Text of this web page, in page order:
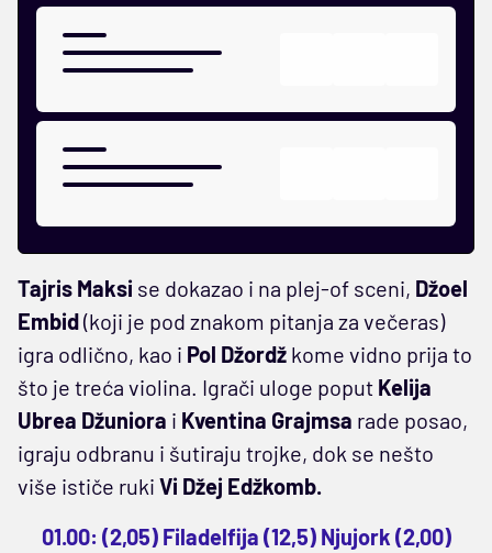
Tajris Maksi se dokazao i na plej-of sceni, Džoel
Embid(koji je pod znakom pitanja za večeras)
igra odlično, kao i Pol Džordž kome vidno prija to
što je treća violina. Igrači uloge poput Kelija
Ubrea Džuniora i Kventina Grajmsa rade posao,
igraju odbranu i šutiraju trojke, dok se nešto
više ističe ruki Vi Džej Edžkomb.
01.00: (2,05) Filadelfija (12,5) Njujork (2,00)